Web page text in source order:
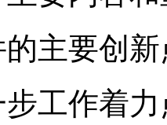
主要创新
工作着力